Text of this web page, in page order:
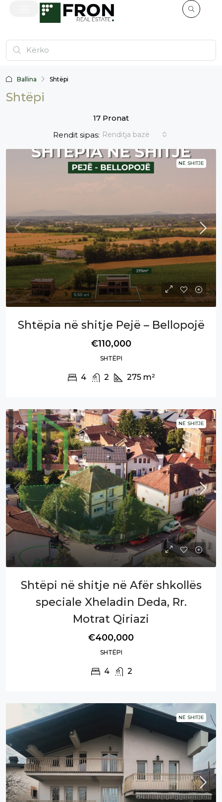
Ballina Shtëpi
Shtëpi
17 Pronat
Rendit sipas: Renditja bazë
NË SHITJE
Shtëpia në shitje Pejë – Bellopojë
€110,000
SHTËPI
4 2 275 m²
NË SHITJE
Shtëpi në shitje në Afër shkollës
speciale Xheladin Deda, Rr.
Motrat Qiriazi
€400,000
SHTËPI
4 2
NË SHITJE